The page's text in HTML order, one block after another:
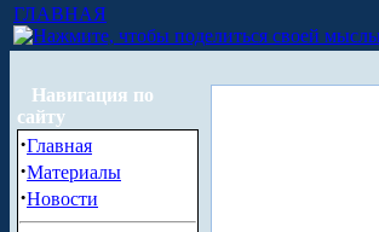
ГЛАВНАЯ
Навигация по
сайту
·Главная
·Материалы
·Новости